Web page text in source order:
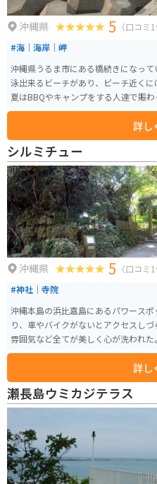
沖縄県 5 （口コミ1
#海｜海岸｜岬
沖縄県うるま市にある橋続きになっ
泳出来るビーチがあり、ビーチ近くに
夏はBBQやキャンプをする人達で賑
う天ぷら屋さんがあり、もずく天ぷ
詳し
シルミチュー
沖縄県 5 （口コミ1
#神社｜寺院
沖縄本島の浜比嘉島にあるパワース
り、車やバイクがないとアクセスし
雰囲気など全てが美しく心が洗われ
す。
詳し
瀬長島ウミカジテラス